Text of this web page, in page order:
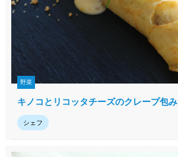
野菜
キノコとリコッタチーズのクレープ包み
シェフ